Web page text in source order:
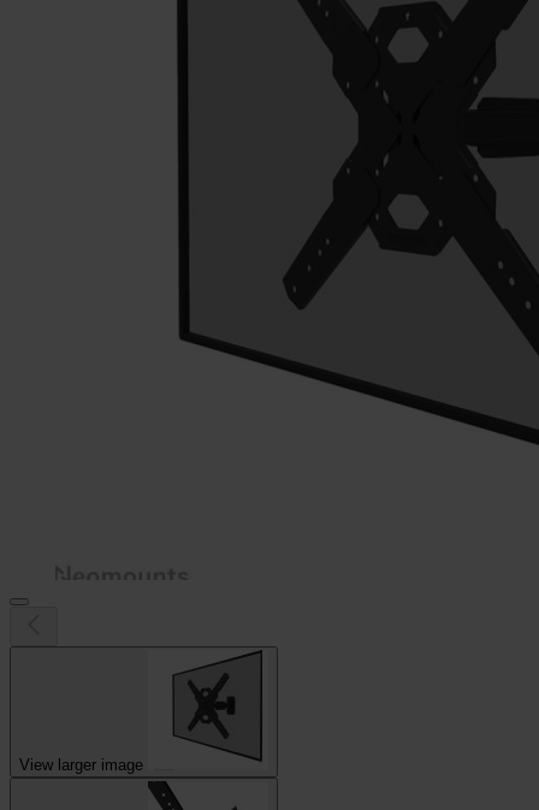
View larger image